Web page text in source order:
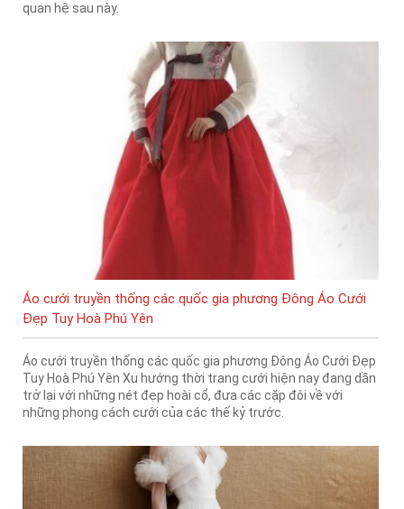
quan hệ sau này.
Áo cưới truyền thống các quốc gia phương Đông Áo Cưới
Đẹp Tuy Hoà Phú Yên
Áo cưới truyền thống các quốc gia phương Đông Áo Cưới Đẹp
Tuy Hoà Phú Yên Xu hướng thời trang cưới hiện nay đang dần
trở lại với những nét đẹp hoài cổ, đưa các cặp đôi về với
những phong cách cưới của các thế kỷ trước.